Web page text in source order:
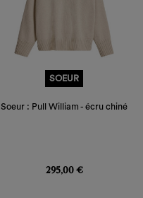
SOEUR
Soeur : Pull William - écru chiné
295,00 €